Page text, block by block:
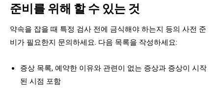
준비를 위해 할 수 있는 것
약속을 잡을 때 특정 검사 전에 금식해야 하는지 등의 사전 준
비가 필요한지 문의하세요. 다음 목록을 작성하세요:
증상 목록, 예약한 이유와 관련이 없는 증상과 증상이 시작
된 시점 포함